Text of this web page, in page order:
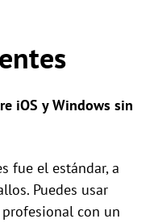
iOS y Windows sin
fue el estándar, a
Puedes usar
con un